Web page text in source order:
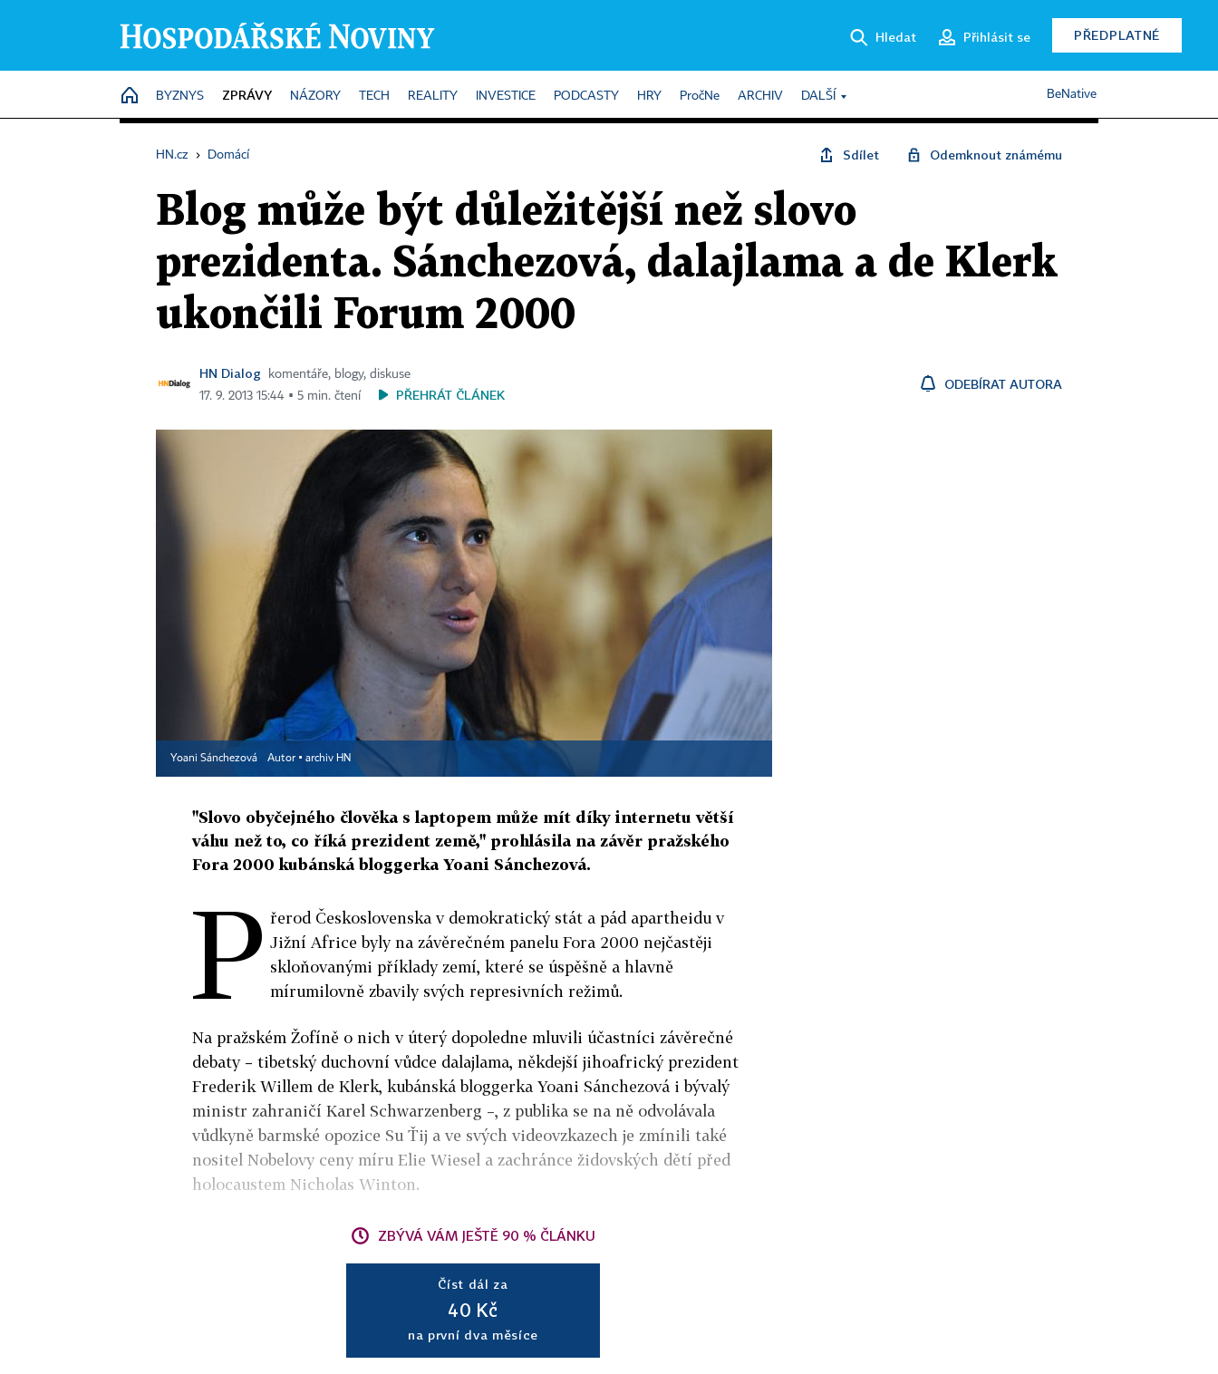
Hledat Přihlásit se PŘEDPLATNÉ
HOME
BYZNYS ZPRÁVY NÁZORY TECH REALITY INVESTICE PODCASTY HRY PročNe ARCHIV DALŠÍ BeNative
HN.cz › Domácí Sdílet Odemknout známému
Blog může být důležitější než slovo
prezidenta. Sánchezová, dalajlama a de Klerk
ukončili Forum 2000
HN Dialog
komentáře, blogy, diskuse
17. 9. 2013 15:44 ▪ 5 min. čtení
PŘEHRÁT ČLÁNEK
ODEBÍRAT AUTORA
Yoani Sánchezová Autor ▪ archiv HN
"Slovo obyčejného člověka s laptopem může mít díky internetu větší
váhu než to, co říká prezident země," prohlásila na závěr pražského
Fora 2000 kubánská bloggerka Yoani Sánchezová.
P řerod Československa v demokratický stát a pád apartheidu v
Jižní Africe byly na závěrečném panelu Fora 2000 nejčastěji
skloňovanými příklady zemí, které se úspěšně a hlavně
mírumilovně zbavily svých represivních režimů.
Na pražském Žofíně o nich v úterý dopoledne mluvili účastníci závěrečné
debaty – tibetský duchovní vůdce dalajlama, někdejší jihoafrický prezident
Frederik Willem de Klerk, kubánská bloggerka Yoani Sánchezová i bývalý
ministr zahraničí Karel Schwarzenberg –, z publika se na ně odvolávala
vůdkyně barmské opozice Su Ťij a ve svých videovzkazech je zmínili také
nositel Nobelovy ceny míru Elie Wiesel a zachránce židovských dětí před
holocaustem Nicholas Winton.
ZBÝVÁ VÁM JEŠTĚ 90 % ČLÁNKU
Číst dál za
40 Kč
na první dva měsíce